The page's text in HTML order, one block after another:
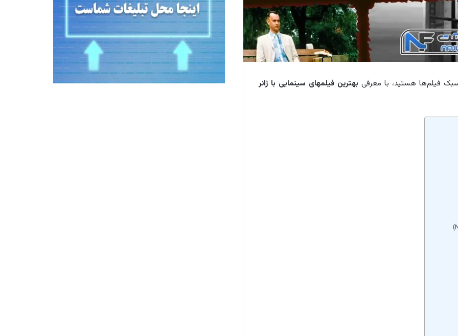
فیلم‌ها هستید، با معرفی بهترین فیلمهای سینمایی با ژانر